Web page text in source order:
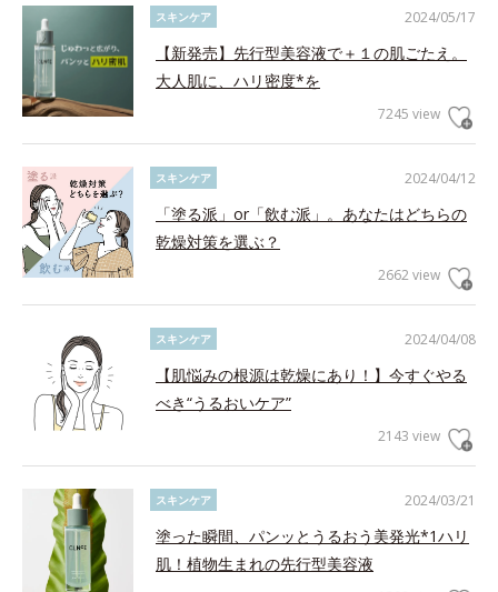
2024/05/17
スキンケア
【新発売】先行型美容液で＋１の肌ごたえ。
大人肌に、ハリ密度*を
7245 view
2024/04/12
スキンケア
「塗る派」or「飲む派」。あなたはどちらの
乾燥対策を選ぶ？
2662 view
2024/04/08
スキンケア
【肌悩みの根源は乾燥にあり！】今すぐやる
べき“うるおいケア”
2143 view
2024/03/21
スキンケア
塗った瞬間、パンッとうるおう美発光*1ハリ
肌！植物生まれの先行型美容液